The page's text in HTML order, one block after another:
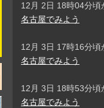
12月 2日 18時04分
名古屋でみよう
12月 3日 17時16分
名古屋でみよう
12月 3日 18時53分
名古屋でみよう